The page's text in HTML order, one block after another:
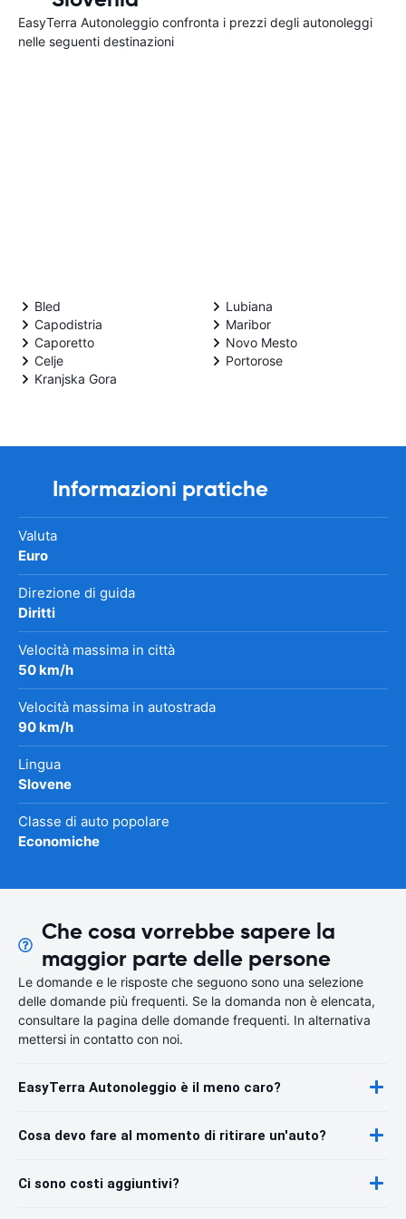
EasyTerra Autonoleggio confronta i prezzi degli autonoleggi
nelle seguenti destinazioni
Bled
Capodistria
Caporetto
Celje
Kranjska Gora
Lubiana
Maribor
Novo Mesto
Portorose
Informazioni pratiche
Valuta
Euro
Direzione di guida
Diritti
Velocità massima in città
50 km/h
Velocità massima in autostrada
90 km/h
Lingua
Slovene
Classe di auto popolare
Economiche
Che cosa vorrebbe sapere la
maggior parte delle persone
Le domande e le risposte che seguono sono una selezione
delle domande più frequenti. Se la domanda non è elencata,
consultare la pagina delle domande frequenti. In alternativa
mettersi in contatto con noi.
EasyTerra Autonoleggio è il meno caro?
Cosa devo fare al momento di ritirare un'auto?
Ci sono costi aggiuntivi?